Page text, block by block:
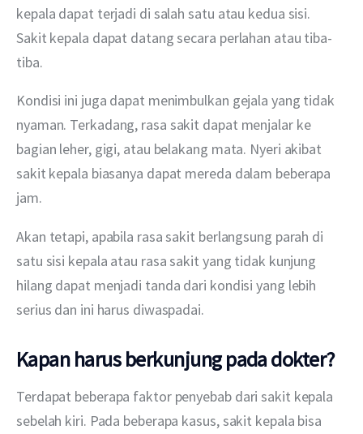
kepala dapat terjadi di salah satu atau kedua sisi.
Sakit kepala dapat datang secara perlahan atau tiba-
tiba.
Kondisi ini juga dapat menimbulkan gejala yang tidak
nyaman. Terkadang, rasa sakit dapat menjalar ke
bagian leher, gigi, atau belakang mata. Nyeri akibat
sakit kepala biasanya dapat mereda dalam beberapa
jam.
Akan tetapi, apabila rasa sakit berlangsung parah di
satu sisi kepala atau rasa sakit yang tidak kunjung
hilang dapat menjadi tanda dari kondisi yang lebih
serius dan ini harus diwaspadai.
Kapan harus berkunjung pada dokter?
Terdapat beberapa faktor penyebab dari sakit kepala
sebelah kiri. Pada beberapa kasus, sakit kepala bisa